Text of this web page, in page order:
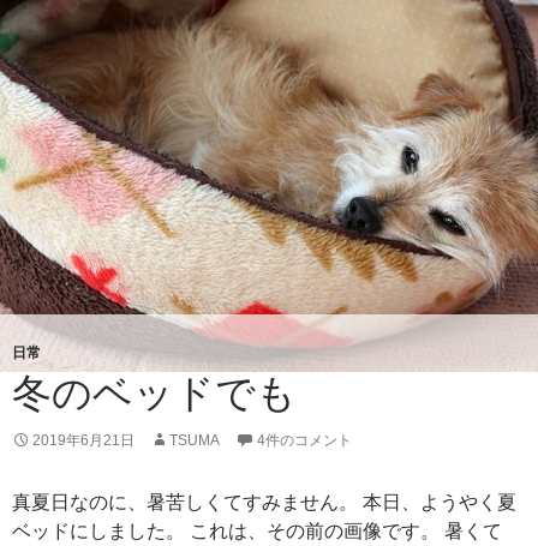
ェ
ド
ク
ー
ン
日常
冬のベッドでも
2019年6月21日 TSUMA 4件のコメント
真夏日なのに、暑苦しくてすみません。 本日、ようやく夏
ベッドにしました。 これは、その前の画像です。 暑くて